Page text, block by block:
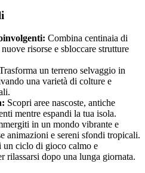
Combina centinaia di
risorse e sbloccare strutture
un terreno selvaggio in
una varietà di colture e
Scopri aree nascoste, antiche
mentre espandi la tua isola.
in un mondo vibrante e
animazioni e sereni sfondi tropicali.
un ciclo di gioco calmo e
rilassarsi dopo una lunga giornata.